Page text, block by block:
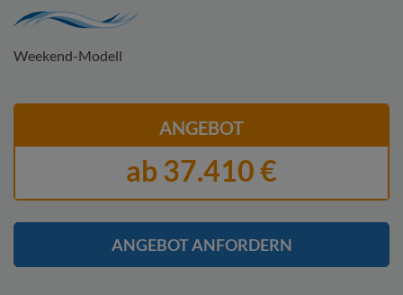
Weekend-Modell
ANGEBOT
ab 37.410 €
ANGEBOT ANFORDERN